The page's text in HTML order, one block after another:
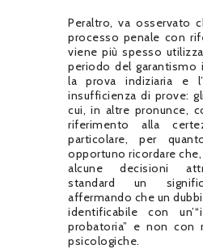
Peraltro, va osservato
processo penale con
viene più spesso
periodo del garantismo
la prova indiziaria e
insufficienza di prove:
cui, in altre pronunce,
riferimento alla
particolare, per
opportuno ricordare che,
alcune decisioni
standard un
affermando che un
identificabile con
probatoria” e non con
psicologiche.